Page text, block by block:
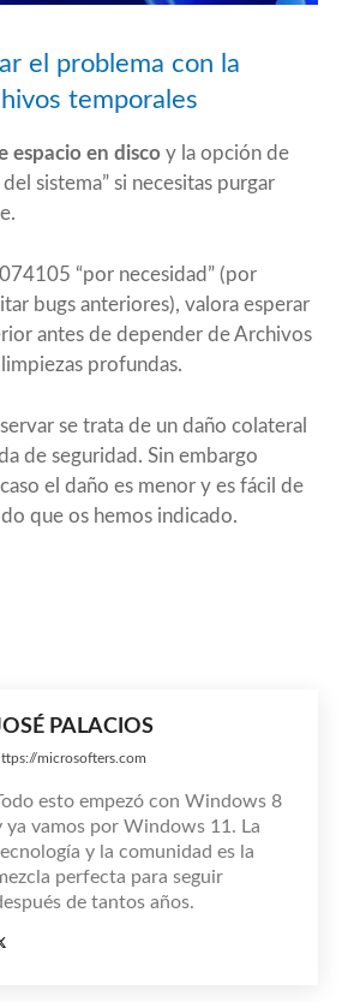
el problema con la
temporales
espacio en disco y la opción de
sistema” si necesitas purgar
“por necesidad” (por
bugs anteriores), valora esperar
antes de depender de Archivos
profundas.
se trata de un daño colateral
de seguridad. Sin embargo
el daño es menor y es fácil de
que os hemos indicado.
PALACIOS
microsofters.com
esto empezó con Windows 8
ya vamos por Windows 11. La
y la comunidad es la
perfecta para seguir
de tantos años.